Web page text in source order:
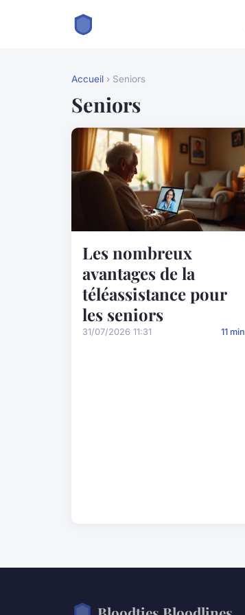
Accueil › Seniors
Seniors
Les nombreux
avantages de la
téléassistance pour
les seniors
31/07/2026 11:31 11 min